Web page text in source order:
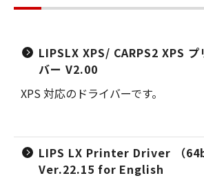
LIPSLX XPS/ CARPS2 XPS プ
バー V2.00
XPS 対応のドライバーです。
LIPS LX Printer Driver （
Ver.22.15 for English